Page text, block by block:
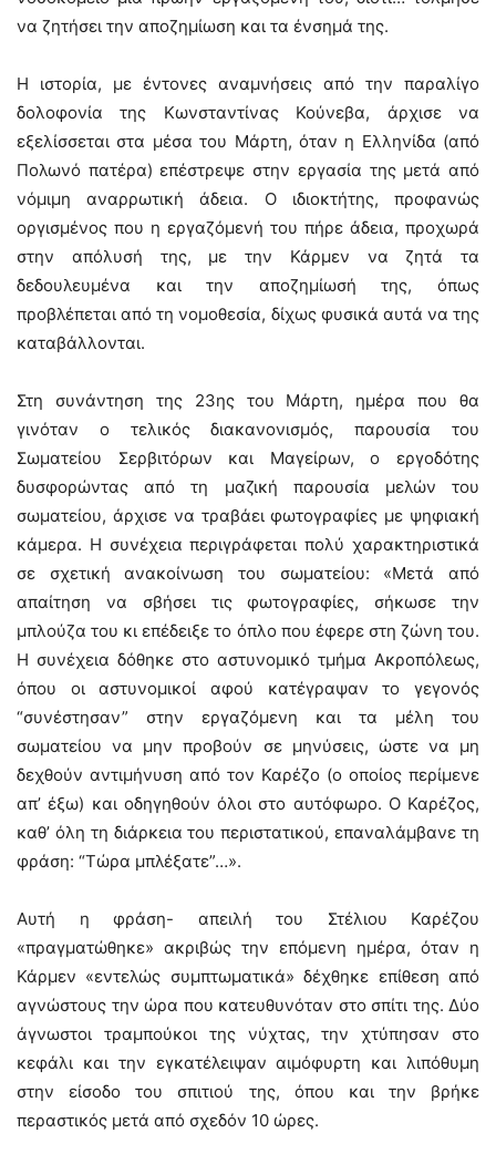
να ζητήσει την αποζημίωση και τα ένσημά της.
Η ιστορία, με έντονες αναμνήσεις από την παραλίγο
δολοφονία της Κωνσταντίνας Κούνεβα, άρχισε να
εξελίσσεται στα μέσα του Μάρτη, όταν η Ελληνίδα (από
Πολωνό πατέρα) επέστρεψε στην εργασία της μετά από
νόμιμη αναρρωτική άδεια. Ο ιδιοκτήτης, προφανώς
οργισμένος που η εργαζόμενή του πήρε άδεια, προχωρά
στην απόλυσή της, με την Κάρμεν να ζητά τα
δεδουλευμένα και την αποζημίωσή της, όπως
προβλέπεται από τη νομοθεσία, δίχως φυσικά αυτά να της
καταβάλλονται.
Στη συνάντηση της 23ης του Μάρτη, ημέρα που θα
γινόταν ο τελικός διακανονισμός, παρουσία του
Σωματείου Σερβιτόρων και Μαγείρων, ο εργοδότης
δυσφορώντας από τη μαζική παρουσία μελών του
σωματείου, άρχισε να τραβάει φωτογραφίες με ψηφιακή
κάμερα. Η συνέχεια περιγράφεται πολύ χαρακτηριστικά
σε σχετική ανακοίνωση του σωματείου: «Μετά από
απαίτηση να σβήσει τις φωτογραφίες, σήκωσε την
μπλούζα του κι επέδειξε το όπλο που έφερε στη ζώνη του.
Η συνέχεια δόθηκε στο αστυνομικό τμήμα Ακροπόλεως,
όπου οι αστυνομικοί αφού κατέγραψαν το γεγονός
“συνέστησαν” στην εργαζόμενη και τα μέλη του
σωματείου να μην προβούν σε μηνύσεις, ώστε να μη
δεχθούν αντιμήνυση από τον Καρέζο (ο οποίος περίμενε
απ’ έξω) και οδηγηθούν όλοι στο αυτόφωρο. Ο Καρέζος,
καθ’ όλη τη διάρκεια του περιστατικού, επαναλάμβανε τη
φράση: “Τώρα μπλέξατε”…».
Αυτή η φράση- απειλή του Στέλιου Καρέζου
«πραγματώθηκε» ακριβώς την επόμενη ημέρα, όταν η
Κάρμεν «εντελώς συμπτωματικά» δέχθηκε επίθεση από
αγνώστους την ώρα που κατευθυνόταν στο σπίτι της. Δύο
άγνωστοι τραμπούκοι της νύχτας, την χτύπησαν στο
κεφάλι και την εγκατέλειψαν αιμόφυρτη και λιπόθυμη
στην είσοδο του σπιτιού της, όπου και την βρήκε
περαστικός μετά από σχεδόν 10 ώρες.